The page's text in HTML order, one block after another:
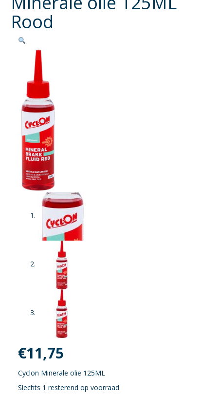
Rood
€11,75
Cyclon Minerale olie 125ML
Slechts 1 resterend op voorraad